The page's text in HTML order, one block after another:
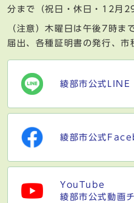
分まで（祝日・休日・12月
（注意）木曜日は午後7時ま
届出、各種証明書の発行、市
綾部市公式LINE
綾部市公式
YouTube
綾部市公式動画